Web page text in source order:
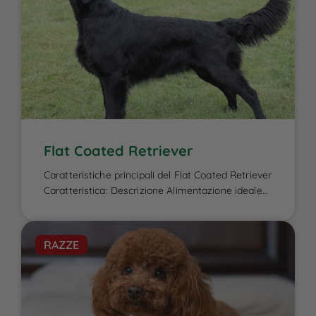
Flat Coated Retriever
Caratteristiche principali del Flat Coated Retriever
Caratteristica: Descrizione Alimentazione ideale
Flat Coated Retriever è un elemento cruciale per
garantire la sua energia elevata, il benessere
fisico e la salute del mantello, caratteristiche che
lo contraddistinguono. Essendo un cane attivo e
di taglia media-grande, ha bisogno di una dieta
RAZZE